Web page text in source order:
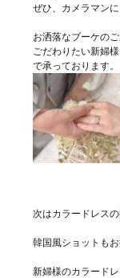
ぜひ、カメラマン
お洒落なブーケの
ごだわりたい新婦
で承っております。
次はカラードレス
韓国風ショットもお
新婦様のカラード